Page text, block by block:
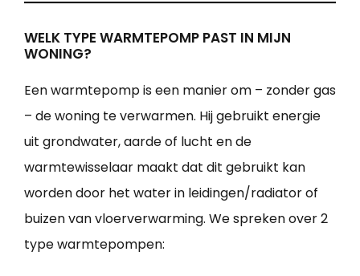
WELK TYPE WARMTEPOMP PAST IN MIJN
WONING?
Een warmtepomp is een manier om – zonder gas
– de woning te verwarmen. Hij gebruikt energie
uit grondwater, aarde of lucht en de
warmtewisselaar maakt dat dit gebruikt kan
worden door het water in leidingen/radiator of
buizen van vloerverwarming. We spreken over 2
type warmtepompen: